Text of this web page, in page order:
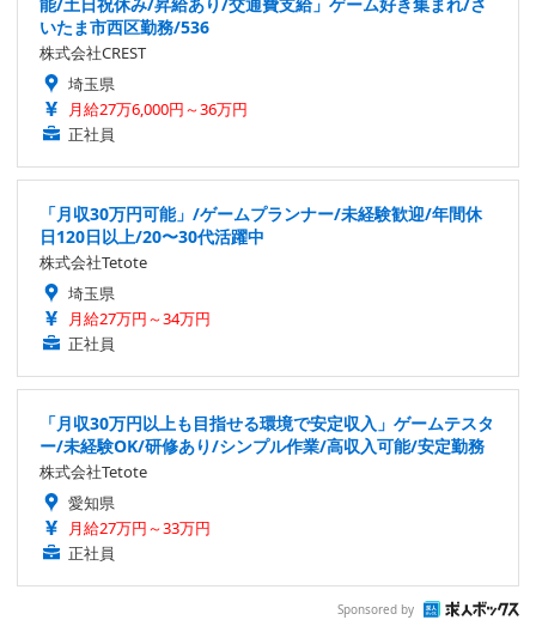
いたま市西区勤務/536
株式会社CREST
埼玉県
月給27万6,000円～36万円
正社員
「月収30万円可能」/ゲームプランナー/未経験歓迎/年間休
日120日以上/20〜30代活躍中
株式会社Tetote
埼玉県
月給27万円～34万円
正社員
「月収30万円以上も目指せる環境で安定収入」ゲームテスタ
ー/未経験OK/研修あり/シンプル作業/高収入可能/安定勤務
株式会社Tetote
愛知県
月給27万円～33万円
正社員
Sponsored by